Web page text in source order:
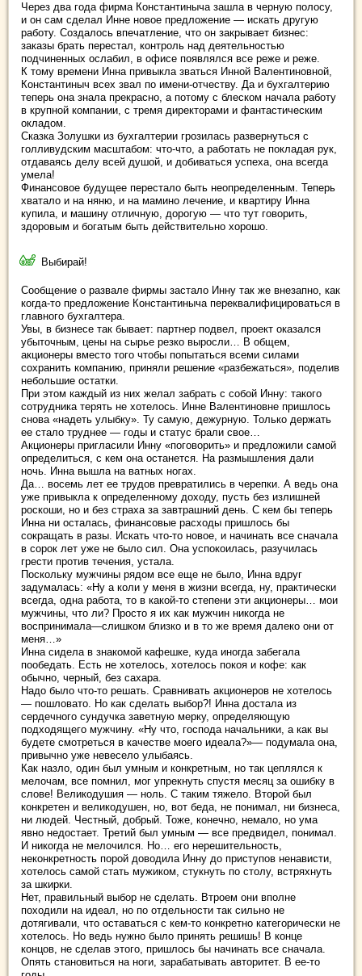
Через два года фирма Константиныча зашла в черную полосу,
и он сам сделал Инне новое предложение — искать другую
работу. Создалось впечатление, что он закрывает бизнес:
заказы брать перестал, контроль над деятельностью
подчиненных ослабил, в офисе появлялся все реже и реже.
К тому времени Инна привыкла зваться Инной Валентиновной,
Константиныч всех звал по имени-отчеству. Да и бухгалтерию
теперь она знала прекрасно, а потому с блеском начала работу
в крупной компании, с тремя директорами и фантастическим
окладом.
Сказка Золушки из бухгалтерии грозилась развернуться с
голливудским масштабом: что-что, а работать не покладая рук,
отдаваясь делу всей душой, и добиваться успеха, она всегда
умела!
Финансовое будущее перестало быть неопределенным. Теперь
хватало и на няню, и на мамино лечение, и квартиру Инна
купила, и машину отличную, дорогую — что тут говорить,
здоровым и богатым быть действительно хорошо.
Выбирай!
Сообщение о развале фирмы застало Инну так же внезапно, как
когда-то предложение Константиныча переквалифицироваться в
главного бухгалтера.
Увы, в бизнесе так бывает: партнер подвел, проект оказался
убыточным, цены на сырье резко выросли… В общем,
акционеры вместо того чтобы попытаться всеми силами
сохранить компанию, приняли решение «разбежаться», поделив
небольшие остатки.
При этом каждый из них желал забрать с собой Инну: такого
сотрудника терять не хотелось. Инне Валентиновне пришлось
снова «надеть улыбку». Ту самую, дежурную. Только держать
ее стало труднее — годы и статус брали свое…
Акционеры пригласили Инну «поговорить» и предложили самой
определиться, с кем она останется. На размышления дали
ночь. Инна вышла на ватных ногах.
Да… восемь лет ее трудов превратились в черепки. А ведь она
уже привыкла к определенному доходу, пусть без излишней
роскоши, но и без страха за завтрашний день. С кем бы теперь
Инна ни осталась, финансовые расходы пришлось бы
сокращать в разы. Искать что-то новое, и начинать все сначала
в сорок лет уже не было сил. Она успокоилась, разучилась
грести против течения, устала.
Поскольку мужчины рядом все еще не было, Инна вдруг
задумалась: «Ну а коли у меня в жизни всегда, ну, практически
всегда, одна работа, то в какой-то степени эти акционеры… мои
мужчины, что ли? Просто я их как мужчин никогда не
воспринимала—слишком близко и в то же время далеко они от
меня…»
Инна сидела в знакомой кафешке, куда иногда забегала
пообедать. Есть не хотелось, хотелось покоя и кофе: как
обычно, черный, без сахара.
Надо было что-то решать. Сравнивать акционеров не хотелось
— пошловато. Но как сделать выбор?! Инна достала из
сердечного сундучка заветную мерку, определяющую
подходящего мужчину. «Ну что, господа начальники, а как вы
будете смотреться в качестве моего идеала?»— подумала она,
привычно уже невесело улыбаясь.
Как назло, один был умным и конкретным, но так цеплялся к
мелочам, все помнил, мог упрекнуть спустя месяц за ошибку в
слове! Великодушия — ноль. С таким тяжело. Второй был
конкретен и великодушен, но, вот беда, не понимал, ни бизнеса,
ни людей. Честный, добрый. Тоже, конечно, немало, но ума
явно недостает. Третий был умным — все предвидел, понимал.
И никогда не мелочился. Но… его нерешительность,
неконкретность порой доводила Инну до приступов ненависти,
хотелось самой стать мужиком, стукнуть по столу, встряхнуть
за шкирки.
Нет, правильный выбор не сделать. Втроем они вполне
походили на идеал, но по отдельности так сильно не
дотягивали, что оставаться с кем-то конкретно категорически не
хотелось. Но ведь нужно было принять решишь! В конце
концов, не сделав этого, пришлось бы начинать все сначала.
Опять становиться на ноги, зарабатывать авторитет. В ее-то